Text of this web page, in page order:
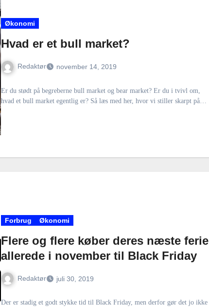
Økonomi
Hvad er et bull market?
Redaktør november 14, 2019
Er du stødt på begreberne bull market og bear market? Er du i tvivl om,
hvad et bull market egentlig er? Så læs med her, hvor vi stiller skarpt på…
Forbrug Økonomi
Flere og flere køber deres næste ferie
allerede i november til Black Friday
Redaktør juli 30, 2019
Der er stadig et godt stykke tid til Black Friday, men derfor gør det jo ikke